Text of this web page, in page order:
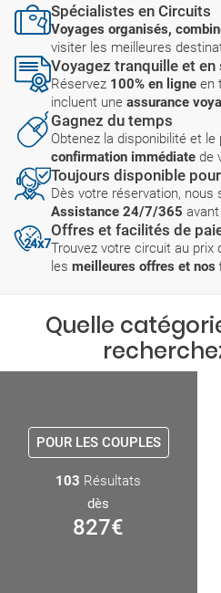
Spécialistes en Circuits
Voyages organisés,
visiter les meilleures
Voyagez tranquille et en
Réservez 100% en ligne en
incluent une assurance
Gagnez du temps
Obtenez la disponibilité et
confirmation immédiate de
Toujours disponible
Dès votre réservation,
Assistance 24/7/365
Offres et facilités de
Trouvez votre circuit au prix
les meilleures offres et
Quelle
POUR LES COUPLES
103 Résultats
dès
827€